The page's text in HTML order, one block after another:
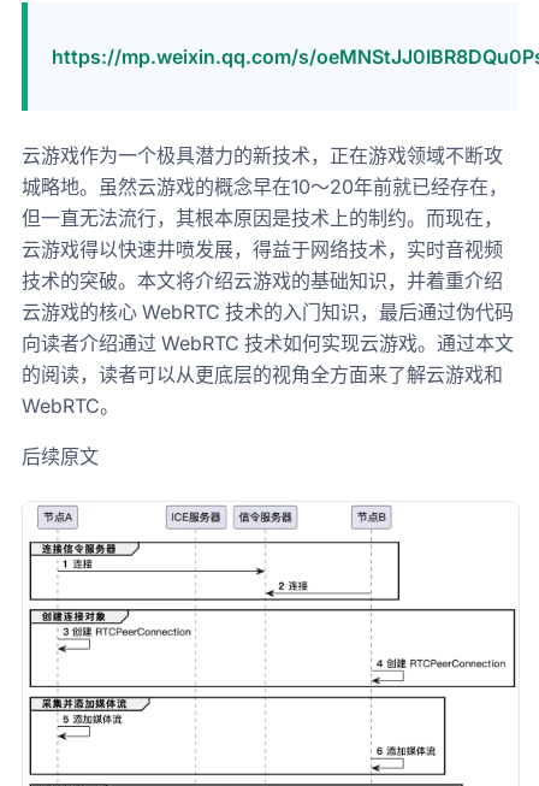
https://mp.weixin.qq.com/s/
云游戏作为一个极具潜力的新技术，正在游戏领域不断攻
城略地。虽然云游戏的概念早在10～20年前就已经存在，
但一直无法流行，其根本原因是技术上的制约。而现在，
云游戏得以快速井喷发展，得益于网络技术，实时音视频
技术的突破。本文将介绍云游戏的基础知识，并着重介绍
云游戏的核心 WebRTC 技术的入门知识，最后通过伪代码
向读者介绍通过 WebRTC 技术如何实现云游戏。通过本文
的阅读，读者可以从更底层的视角全方面来了解云游戏和
WebRTC。
后续原文